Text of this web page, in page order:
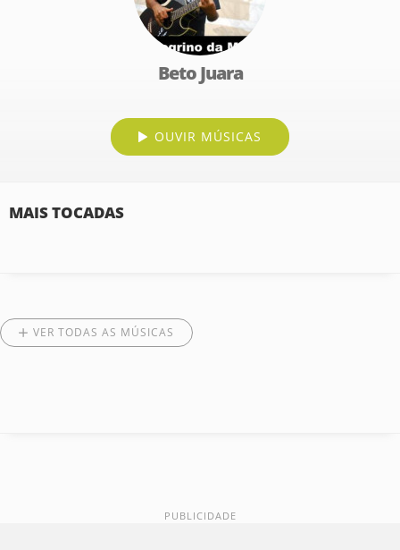
Beto Juara
OUVIR MÚSICAS
MAIS TOCADAS
VER TODAS AS MÚSICAS